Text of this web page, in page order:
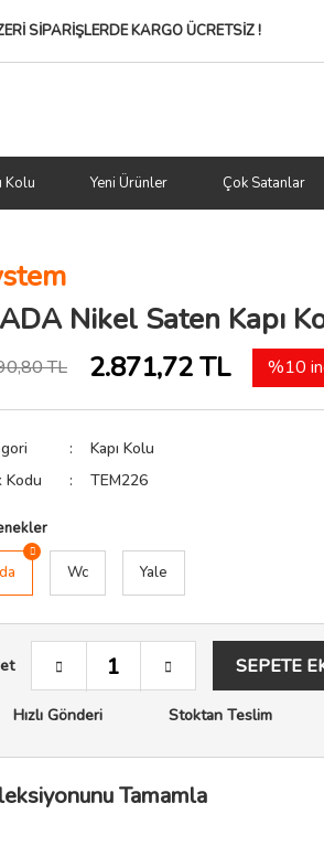
SİPARİŞLERDEKARGO ÜCRETSİZ !
Kolu Yeni Ürünler Çok Satanlar
Nikel Saten Kapı
TL 2.871,72 TL %10
Kapı Kolu
Kodu
TEM226
Wc Yale
SEPETE
Hızlı Gönderi Stoktan Teslim
Tamamla